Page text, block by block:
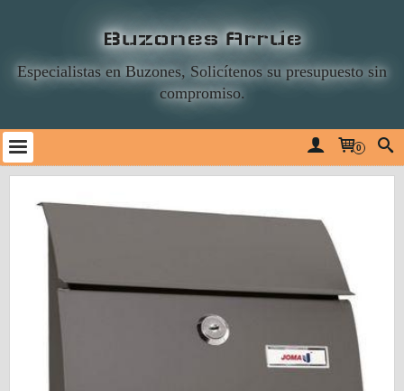
Buzones Arrúe
Especialistas en Buzones, Solicítenos su presupuesto sin
compromiso.
0